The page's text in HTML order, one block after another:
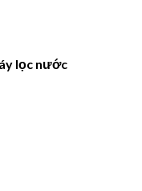
lọc nước